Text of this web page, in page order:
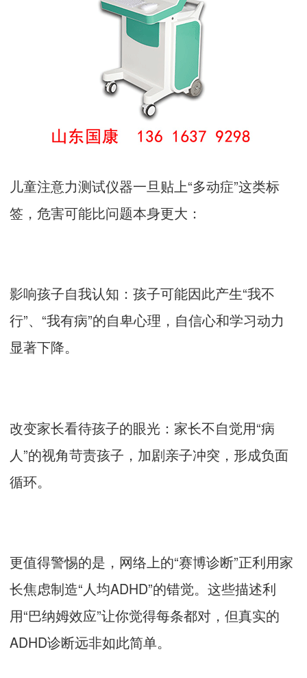
儿童注意力测试仪器一旦贴上“多动症”这类标
签，危害可能比问题本身更大：
影响孩子自我认知：孩子可能因此产生“我不
行”、“我有病”的自卑心理，自信心和学习动力
显著下降。
改变家长看待孩子的眼光：家长不自觉用“病
人”的视角苛责孩子，加剧亲子冲突，形成负面
循环。
更值得警惕的是，网络上的“赛博诊断”正利用家
长焦虑制造“人均ADHD”的错觉。这些描述利
用“巴纳姆效应”让你觉得每条都对，但真实的
ADHD诊断远非如此简单。